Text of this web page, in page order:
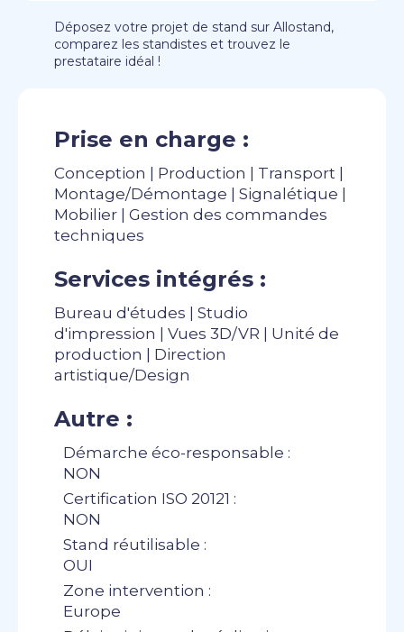
Déposez votre projet de stand sur Allostand,
comparez les standistes et trouvez le
prestataire idéal !
Prise en charge :
Conception | Production | Transport |
Montage/Démontage | Signalétique |
Mobilier | Gestion des commandes
techniques
Services intégrés :
Bureau d'études | Studio
d'impression | Vues 3D/VR | Unité de
production | Direction
artistique/Design
Autre :
Démarche éco-responsable :
NON
Certification ISO 20121 :
NON
Stand réutilisable :
OUI
Zone intervention :
Europe